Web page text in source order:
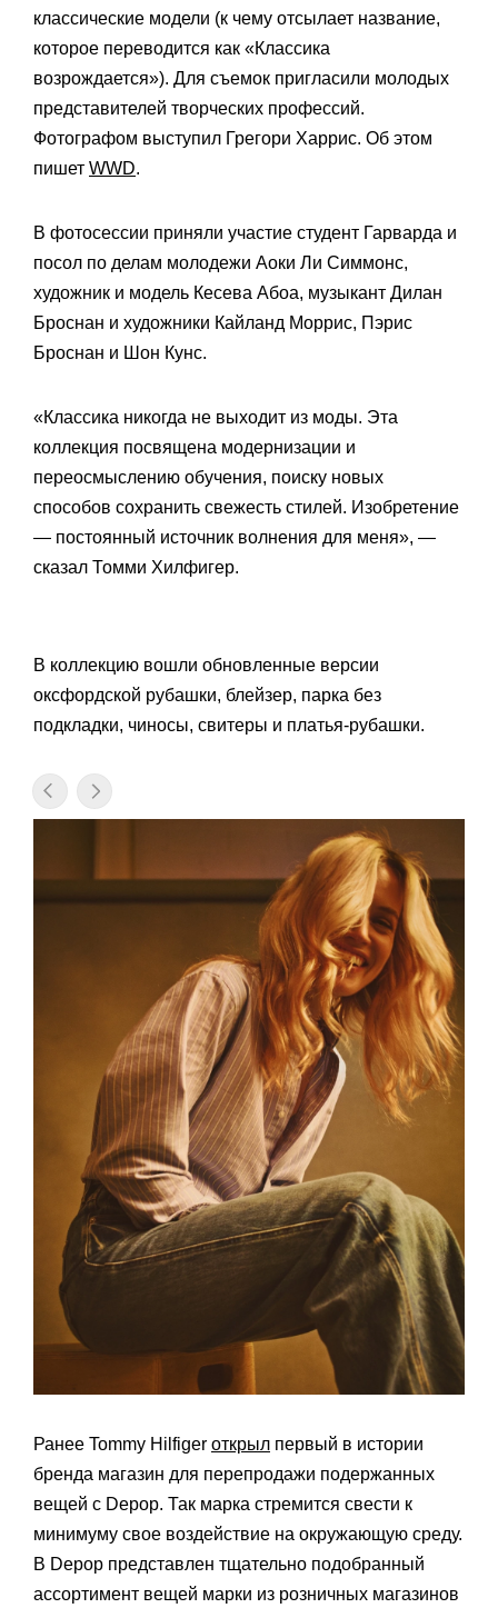
классические модели (к чему отсылает название,
которое переводится как «Классика
возрождается»). Для съемок пригласили молодых
представителей творческих профессий.
Фотографом выступил Грегори Харрис. Об этом
пишет WWD.
В фотосессии приняли участие студент Гарварда и
посол по делам молодежи Аоки Ли Симмонс,
художник и модель Кесева Абоа, музыкант Дилан
Броснан и художники Кайланд Моррис, Пэрис
Броснан и Шон Кунс.
«Классика никогда не выходит из моды. Эта
коллекция посвящена модернизации и
переосмыслению обучения, поиску новых
способов сохранить свежесть стилей. Изобретение
— постоянный источник волнения для меня», —
сказал Томми Хилфигер.
В коллекцию вошли обновленные версии
оксфордской рубашки, блейзер, парка без
подкладки, чиносы, свитеры и платья-рубашки.
Ранее Tommy Hilfiger открыл первый в истории
бренда магазин для перепродажи подержанных
вещей с Depop. Так марка стремится свести к
минимуму свое воздействие на окружающую среду.
В Depop представлен тщательно подобранный
ассортимент вещей марки из розничных магазинов